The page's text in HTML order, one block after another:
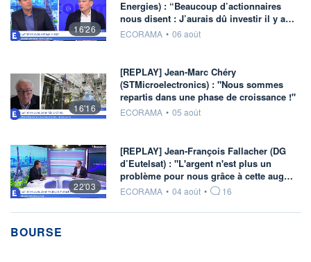
16'26
Energies) : “Beaucoup d’actionnaires
nous disent : J’aurais dû investir il y a…
information fournie par
ECORAMA • 06 août
16'16
[REPLAY] Jean-Marc Chéry
(STMicroelectronics) : "Nous sommes
repartis dans une phase de croissance !"
information fournie par
ECORAMA • 05 août
22'03
[REPLAY] Jean-François Fallacher (DG
d’Eutelsat) : "L'argent n'est plus un
problème pour nous grâce à cette aug…
information fournie par
ECORAMA • 04 août • 16
BOURSE